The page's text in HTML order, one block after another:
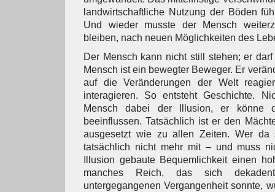
landwirtschaftliche Nutzung der Böden
Und wieder musste der Mensch
bleiben, nach neuen Möglichkeiten des
Der Mensch kann nicht still stehen; er
Mensch ist ein bewegter Beweger. Er
auf die Veränderungen der Welt
interagieren. So entsteht Geschichte.
Mensch dabei der Illusion, er könne
beeinflussen. Tatsächlich ist er den
ausgesetzt wie zu allen Zeiten. Wer da
tatsächlich nicht mehr mit – und muss
Illusion gebaute Bequemlichkeit einen
manches Reich, das sich
untergegangenen Vergangenheit sonnte,